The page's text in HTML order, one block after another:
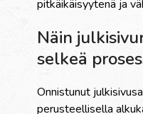
pitkäikäisyytenä ja
Näin
selkeä
Onnistunut
perusteellisella